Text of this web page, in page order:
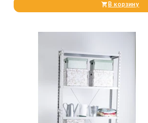
В корзину